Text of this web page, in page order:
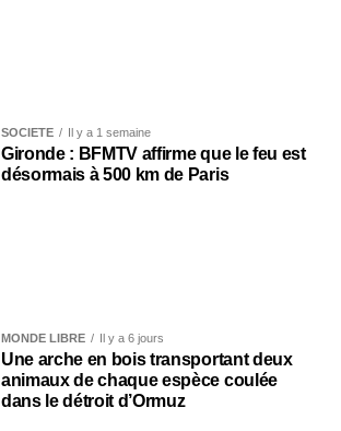
SOCIÉTÉ Il y a 1 semaine
Gironde : BFMTV affirme que le feu est
désormais à 500 km de Paris
MONDE LIBRE Il y a 6 jours
Une arche en bois transportant deux
animaux de chaque espèce coulée
dans le détroit d’Ormuz